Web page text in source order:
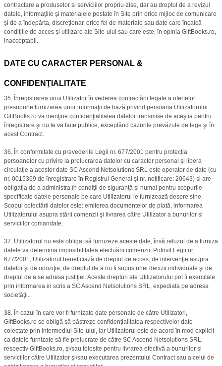
contractare a produselor si serviciilor propriu-zise, dar au dreptul de a revizui
datele, informaţiile şi materialele postate în Site prin orice mijloc de comunicare
şi de a îndepărta, discreţionar, orice fel de materiale sau date care încalcă
condiţiile de acces şi utilizare ale Site-ului sau care este, în opinia GiftBooks.ro,
inacceptabil.
DATE CU CARACTER PERSONAL &
CONFIDENŢIALITATE
35. Înregistrarea unui Utilizator în vederea contractării legale a ofertelor
presupune furnizarea unor informaţii de bază privind persoana Utilizatorului.
GiftBooks.ro va menţine confidenţialitatea datelor transmise de aceştia pentru
înregistrare şi nu le va face publice, exceptând cazurile prevăzute de lege şi în
acest Contract.
36. În conformitate cu prevederile Legii nr. 677/2001 pentru protecţia
persoanelor cu privire la prelucrarea datelor cu caracter personal şi libera
circulaţie a acestor date SC Ascend Netsolutions SRL este operator de date (cu
nr. 0015369 de înregistrare în Registrul General şi nr. notificare: 20643) şi are
obligaţia de a administra în condiţii de siguranţă şi numai pentru scopurile
specificate datele personale pe care Utilizatorul le furnizează despre sine.
Scopul colectării datelor este: emiterea documentelor de plată, informarea
Utilizatorului asupra stării comenzii şi livrarea către Utilizator a bunurilor si
serviciilor comandate.
37. Utilizatorul nu este obligat să furnizeze aceste date, însă refuzul de a furniza
datele va determina imposibilitatea efectuării comenzii. Potrivit Legii nr.
677/2001, Utilizatorul beneficiază de dreptul de acces, de intervenţie asupra
datelor şi de opoziţie, de dreptul de a nu fi supus unei decizii individuale şi de
dreptul de a se adresa justiţiei. Aceste drepturi ale Utilizatorului pot fi exercitate
prin informarea in scris a SC Ascend Netsolutions SRL, expediata pe adresa
societăţii.
38. În cazul în care vor fi furnizate date personale de către Utilizatori,
GiftBooks.ro se obligă să păstreze confidenţialitatea respectivelor date
colectate prin intermediul Site-ului, iar Utilizatorul este de acord în mod explicit
ca datele furnizate să fie prelucrate de către SC Ascend Netsolutions SRL,
respectiv GiftBooks.ro, şi/sau folosite pentru livrarea efectivă a bunurilor si
serviciilor către Utilizator şi/sau executarea prezentului Contract sau a celui de